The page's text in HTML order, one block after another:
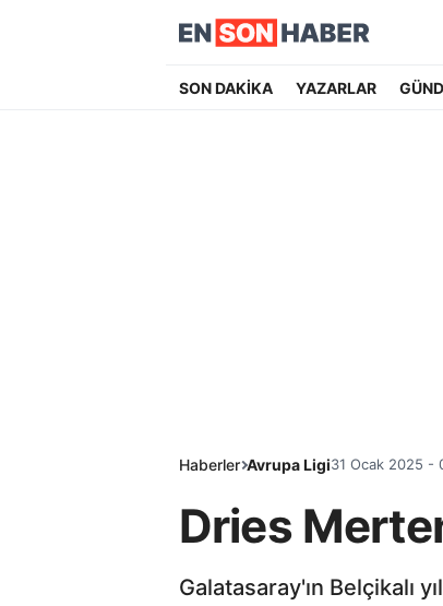
SON DAKİKA YAZARLAR
Haberler Avrupa Ligi31 Ocak 2025 -
Dries
Galatasaray'ın Belçikalı